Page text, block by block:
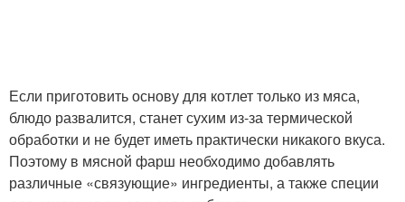
Если приготовить основу для котлет только из мяса,
блюдо развалится, станет сухим из-за термической
обработки и не будет иметь практически никакого вкуса.
Поэтому в мясной фарш необходимо добавлять
различные «связующие» ингредиенты, а также специи